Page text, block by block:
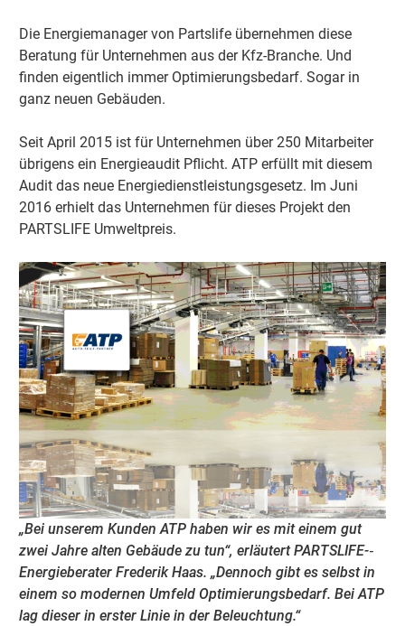
Die Energiemanager von Partslife übernehmen diese
Beratung für Unternehmen aus der Kfz-Branche. Und
finden eigentlich immer Optimierungsbedarf. Sogar in
ganz neuen Gebäuden.
Seit April 2015 ist für Unternehmen über 250 Mitarbeiter
übrigens ein Energieaudit Pflicht. ATP erfüllt mit diesem
Audit das neue Energiedienstleistungsgesetz. Im Juni
2016 erhielt das Unternehmen für dieses Projekt den
PARTSLIFE Umweltpreis.
„Bei unserem Kunden ATP haben wir es mit einem gut
zwei Jahre alten Gebäude zu tun“, erläutert PARTSLIFE-‐
Energieberater Frederik Haas. „Dennoch gibt es selbst in
einem so modernen Umfeld Optimierungsbedarf. Bei ATP
lag dieser in erster Linie in der Beleuchtung.“